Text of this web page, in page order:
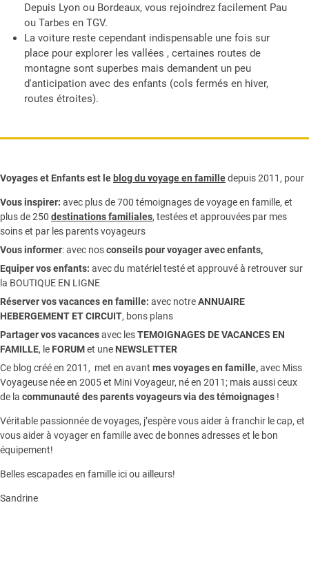
Depuis Lyon ou Bordeaux, vous rejoindrez facilement Pau
ou Tarbes en TGV.
La voiture reste cependant indispensable une fois sur
place pour explorer les vallées , certaines routes de
montagne sont superbes mais demandent un peu
d'anticipation avec des enfants (cols fermés en hiver,
routes étroites).
Voyages et Enfants est le blog du voyage en familledepuis 2011, pour
Vous inspirer: avec plus de 700 témoignages devoyage en famille, et
plus de 250 destinations familiales, testées et approuvées par mes
soins et par les parents voyageurs
Vous informer:avec nosconseils pour voyager avec enfants,
Equiper vos enfants: avec du matériel testé et approuvé à retrouver sur
la BOUTIQUE EN LIGNE
Réserver vos vacances en famille: avec notreANNUAIRE
HEBERGEMENT ET CIRCUIT, bons plans
Partager vos vacancesavec lesTEMOIGNAGES DE VACANCES EN
FAMILLE, le FORUMet une NEWSLETTER
Ce blog créé en 2011, met en avant mes voyages en famille,avec Miss
Voyageuse née en 2005 et Mini Voyageur, né en 2011; mais aussi ceux
de la communauté des parents voyageurs via des témoignages !
Véritable passionnée de voyages, j’espère vous aider à franchir le cap, et
vous aider à voyager en famille avec de bonnes adresses et le bon
équipement!
Belles escapades en famille ici ou ailleurs!
Sandrine